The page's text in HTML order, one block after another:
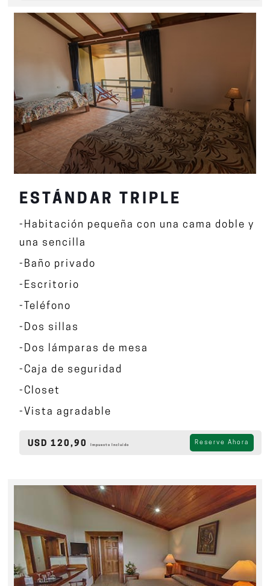
ESTÁNDAR TRIPLE
-Habitación pequeña con una cama doble y
una sencilla
-Baño privado
-Escritorio
-Teléfono
-Dos sillas
-Dos lámparas de mesa
-Caja de seguridad
-Closet
-Vista agradable
USD 120,90 Impuesto Incluido Reserve Ahora